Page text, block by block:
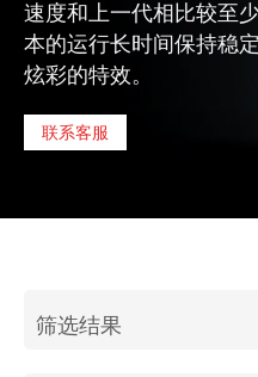
速度和上一代相比较至
本的运行长时间保持稳
炫彩的特效。
联系客服
筛选结果